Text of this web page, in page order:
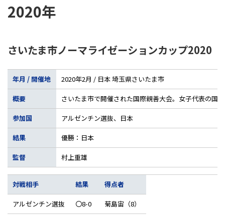
2020年
さいたま市ノーマライゼーションカップ2020
年月 / 開催地 2020年2月 / 日本 埼玉県さいたま市
概要 さいたま市で開催された国際親善大会。女子代表の国
参加国 アルゼンチン選抜、日本
結果 優勝：日本
監督 村上重雄
対戦相手 結果 得点者
アルゼンチン選抜 〇8-0 菊島宙（8）